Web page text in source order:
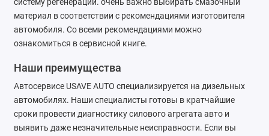
систему регенерации. очень важно выбирать смазочный
материал в соответствии с рекомендациями изготовителя
автомобиля. Со всеми рекомендациями можно
ознакомиться в сервисной книге.
Наши преимущества
Автосервисе USAVE AUTO специализируется на дизельных
автомобилях. Наши специалисты готовы в кратчайшие
сроки провести диагностику силового агрегата авто и
выявить даже незначительные неисправности. Если вы